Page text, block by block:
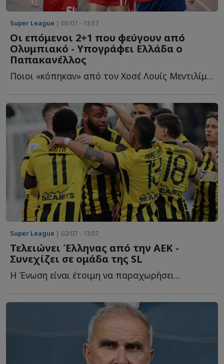
Super League | 03/07 - 13:57
Οι επόμενοι 2+1 που φεύγουν από
Ολυμπιακό - Υπογράφει Ελλάδα ο
Παπακανέλλος
Ποιοι «κόπηκαν» από τον Χοσέ Λουίς Μεντιλίμπαρ πριν...
Super League | 02/07 - 13:07
Τελειώνει Έλληνας από την ΑΕΚ -
Συνεχίζει σε ομάδα της SL
Η Ένωση είναι έτοιμη να παραχωρήσει...